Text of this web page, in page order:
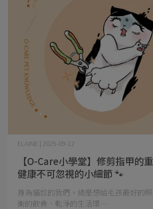
【O-Care小學堂】修剪指甲的
健康不可忽視的小細節 🐾
ELAINE | 2025-09-12
身為貓奴的我們，總是想給毛孩最好的
衡的飲食、乾淨的生活環⋯